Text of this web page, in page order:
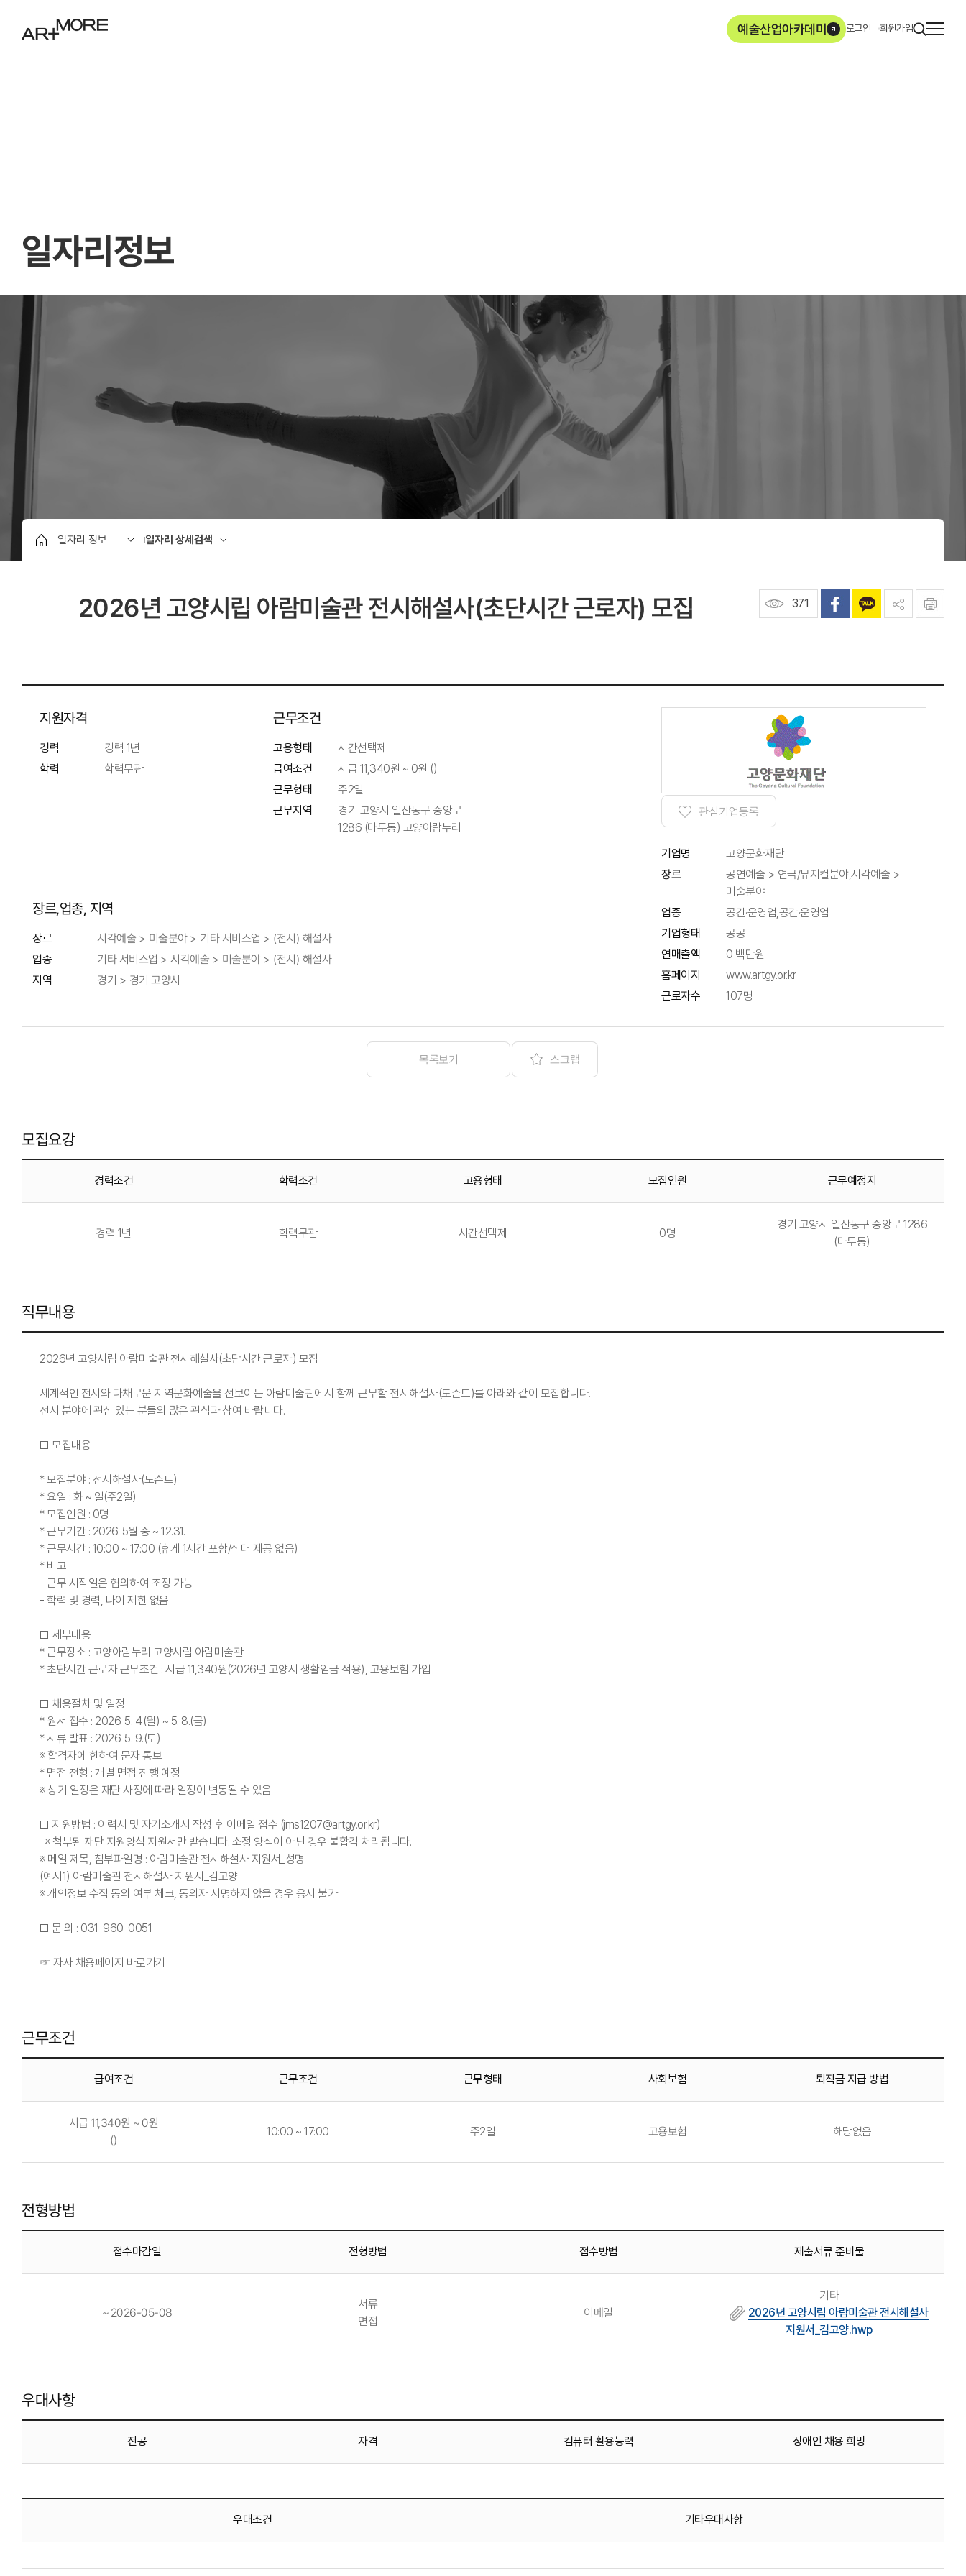
ArtMore
예술산업아카데미 로그인 회원가입 사이
열기
일자리정보
2026년 고양시립 아람미술관 전시해설사(초단시간 근로자) 모집 371
지원자격
경력
경력 1년
학력
학력무관
근무조건
고용형태
시간선택제
급여조건
시급 11,340원 ~ 0원 ()
근무형태
주2일
근무지역
경기 고양시 일산동구 중앙로
1286 (마두동) 고양아람누리
장르,업종, 지역
장르 시각예술 > 미술분야 > 기타 서비스업 > (전시) 해설사
업종 기타 서비스업 > 시각예술 > 미술분야 > (전시) 해설사
지역 경기 > 경기 고양시
관심기업등록
기업명 고양문화재단
장르
공연예술 > 연극/뮤지컬분야,시각예술 >
미술분야
업종
공간·운영업,공간·운영업
기업형태
공공
연매출액
0 백만원
홈페이지
www.artgy.or.kr
근로자수
107명
목록보기 스크랩
모집요강
경력조건 학력조건 고용형태 모집인원 근무예정지
경력 1년 학력무관 시간선택제 0명
경기 고양시 일산동구 중앙로 1286
(마두동)
직무내용
2026년 고양시립 아람미술관 전시해설사(초단시간 근로자) 모집
세계적인 전시와 다채로운 지역문화예술을 선보이는 아람미술관에서 함께 근무할 전시해설사(도슨트)를 아래와 같이 모집합니다.
전시 분야에 관심 있는 분들의 많은 관심과 참여 바랍니다.
□ 모집내용
* 모집분야 : 전시해설사(도슨트)
* 요일 : 화 ~ 일(주2일)
* 모집인원 : 0명
* 근무기간 : 2026. 5월 중 ~ 12.31.
* 근무시간 : 10:00 ~ 17:00 (휴게 1시간 포함/식대 제공 없음)
* 비고
- 근무 시작일은 협의하여 조정 가능
- 학력 및 경력, 나이 제한 없음
□ 세부내용
* 근무장소 : 고양아람누리 고양시립 아람미술관
* 초단시간 근로자 근무조건 : 시급 11,340원(2026년 고양시 생활임금 적용), 고용보험 가입
□ 채용절차 및 일정
* 원서 접수 : 2026. 5. 4.(월) ~ 5. 8.(금)
* 서류 발표 : 2026. 5. 9.(토)
※ 합격자에 한하여 문자 통보
* 면접 전형 : 개별 면접 진행 예정
※ 상기 일정은 재단 사정에 따라 일정이 변동될 수 있음
□ 지원방법 : 이력서 및 자기소개서 작성 후 이메일 접수 (jms1207@artgy.or.kr)
※ 첨부된 재단 지원양식 지원서만 받습니다. 소정 양식이 아닌 경우 불합격 처리됩니다.
※ 메일 제목, 첨부파일명 : 아람미술관 전시해설사 지원서_성명
(예시1) 아람미술관 전시해설사 지원서_김고양
※ 개인정보 수집 동의 여부 체크, 동의자 서명하지 않을 경우 응시 불가
□ 문 의 : 031-960-0051
☞ 자사 채용페이지 바로가기
근무조건
급여조건 근무조건 근무형태 사회보험 퇴직금 지급 방법
시급 11,340원 ~ 0원
()
10:00 ~ 17:00 주2일 고용보험 해당없음
전형방법
접수마감일 전형방법 접수방법 제출서류 준비물
~ 2026-05-08
서류
면접
이메일
기타
2026년 고양시립 아람미술관 전시해설사
지원서_김고양.hwp
우대사항
전공 자격 컴퓨터 활용능력 장애인 채용 희망
우대조건 기타우대사항